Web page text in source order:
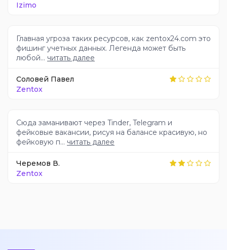
Izimo
Главная угроза таких ресурсов, как zentox24.com это
фишинг учетных данных. Легенда может быть
любой... читать далее
Соловей Павел
Zentox
Сюда заманивают через Tinder, Telegram и
фейковые вакансии, рисуя на балансе красивую, но
фейковую п... читать далее
Черемов В.
Zentox